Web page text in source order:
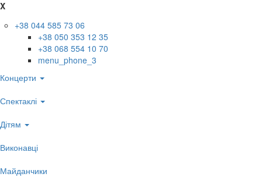
X
+38 044 585 73 06
+38 050 353 12 35
+38 068 554 10 70
menu_phone_3
Концерти
Спектаклі
Дітям
Виконавці
Майданчики